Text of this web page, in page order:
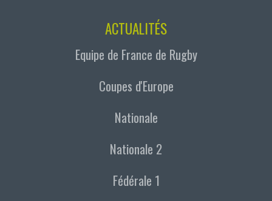
ACTUALITÉS
Equipe de France de Rugby
Coupes d'Europe
Nationale
Nationale 2
Fédérale 1